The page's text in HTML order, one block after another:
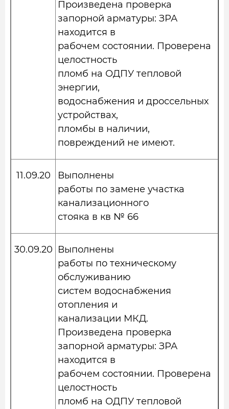
Произведена проверка
запорной арматуры: ЗРА
находится в
рабочем состоянии. Проверена
целостность
пломб на ОДПУ тепловой
энергии,
водоснабжения и дроссельных
устройствах,
пломбы в наличии,
повреждений не имеют.
11.09.20
Выполнены
работы по замене участка
канализационного
стояка в кв № 66
30.09.20 Выполнены
работы по техническому
обслуживанию
систем водоснабжения
отопления и
канализации МКД.
Произведена проверка
запорной арматуры: ЗРА
находится в
рабочем состоянии. Проверена
целостность
пломб на ОДПУ тепловой